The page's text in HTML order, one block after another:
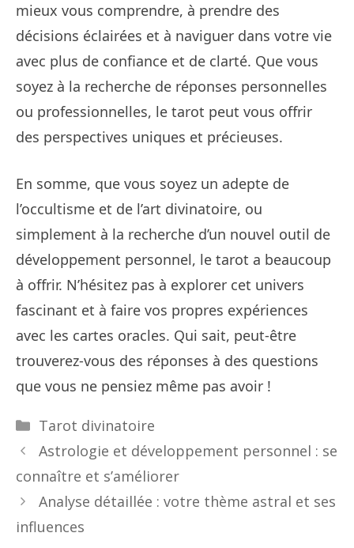
mieux vous comprendre, à prendre des
décisions éclairées et à naviguer dans votre vie
avec plus de confiance et de clarté. Que vous
soyez à la recherche de réponses personnelles
ou professionnelles, le tarot peut vous offrir
des perspectives uniques et précieuses.
En somme, que vous soyez un adepte de
l’occultisme et de l’art divinatoire, ou
simplement à la recherche d’un nouvel outil de
développement personnel, le tarot a beaucoup
à offrir. N’hésitez pas à explorer cet univers
fascinant et à faire vos propres expériences
avec les cartes oracles. Qui sait, peut-être
trouverez-vous des réponses à des questions
que vous ne pensiez même pas avoir !
Catégories
Tarot divinatoire
Astrologie et développement personnel : se
connaître et s’améliorer
Analyse détaillée : votre thème astral et ses
influences